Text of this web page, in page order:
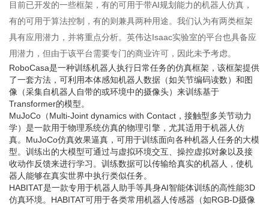
目前已开发的一些框架，有的可用于带AI规划能力的机器人仿真，
有的可用于算法控制，有的则兼具两种用途。我们认为有两类框架
具有应用潜力，并将重点分析。英伟达Isaac实验室的平台也具备应
用潜力，但由于该平台需要专门的商业许可，因此未予考虑。
RoboCasa是一种训练机器人执行日常任务的仿真框架，该框架提供
了一套方法，可利用本体感知机器人数据（如关节编码读数）和图
像（采集自机器人自带的或环境中的摄像头）来训练基于
Transformer的模型。
MuJoCo（Multi-Joint dynamics with Contact，接触型多关节动力
学）是一款用于物理系统仿真的物理引擎，尤其适用于机器人仿
真。MuJoCo仿真效果逼真，可用于训练面向各种机器人任务的大模
型。训练出的大模型可通过与虚拟环境交互、操控虚拟对象以及接
收动作反馈来进行学习。训练数据可以传输给真实的机器人，使机
器人能够在真实世界中执行类似任务。
HABITAT是一款专用于机器人助手等具身AI智能体训练的高性能3D
仿真环境。HABITAT可用于各类常用机器人传感器（如RGB-D摄像